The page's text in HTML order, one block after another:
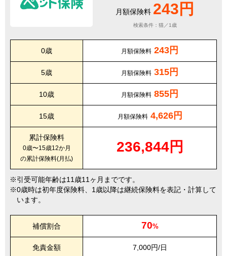
月額保険料 243円
検索条件：猫／1歳
0歳 月額保険料 243円
5歳 月額保険料 315円
10歳 月額保険料 855円
15歳 月額保険料 4,626円
累計保険料
0歳〜15歳12か月
の累計保険料(月払)
236,844円
引受可能年齢は11歳11ヶ月までです。
0歳時は初年度保険料、1歳以降は継続保険料を表記・計算して
います。
補償割合 70%
免責金額 7,000円/日